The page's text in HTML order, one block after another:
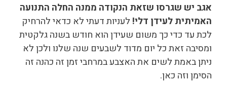
אגב יש שגרסו שזאת הנקודה ממנה החלה התנועה
האמיתית לעידן דלי! לעניות דעתי לא כדאי להרחיק
לכת עד כדי כך משום שעידן הוא חודש בשנה גלקטית
ומסיבה זאת כל יום מדוד לשבעים שנה שלנו ולכן לא
ניתן באמת לשים את האצבע במרחבי זמן זה כהנה זה
הסימן וזה כאן.